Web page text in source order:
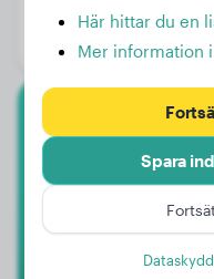
Här hittar du en
Mer information
Spara